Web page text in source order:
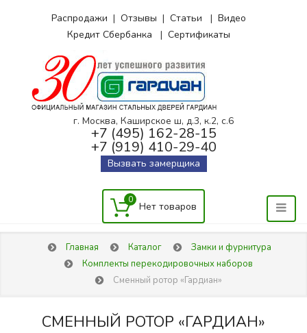
Распродажи | Отзывы | Статьи | Видео
Кредит Сбербанка | Сертификаты
г. Москва, Каширское ш, д.3, к.2, с.6
+7 (495) 162-28-15
+7 (919) 410-29-40
Вызвать замерщика
0
Главная Каталог
Замки и фурнитура
Комплекты перекодировочных наборов
Сменный ротор «Гардиан»
СМЕННЫЙ РОТОР «ГАРДИАН»